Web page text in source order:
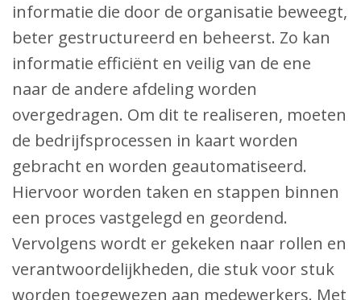
informatie die door de organisatie beweegt,
beter gestructureerd en beheerst. Zo kan
informatie efficiënt en veilig van de ene
naar de andere afdeling worden
overgedragen. Om dit te realiseren, moeten
de bedrijfsprocessen in kaart worden
gebracht en worden geautomatiseerd.
Hiervoor worden taken en stappen binnen
een proces vastgelegd en geordend.
Vervolgens wordt er gekeken naar rollen en
verantwoordelijkheden, die stuk voor stuk
worden toegewezen aan medewerkers. Met